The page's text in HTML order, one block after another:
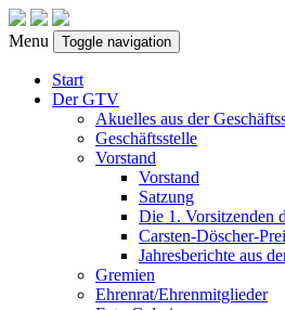
Menu Toggle navigation
Start
Der GTV
Akuelles aus der
Geschäftsstelle
Vorstand
Vorstand
Satzung
Die 1. Vorsitzenden
Carsten-Döscher-
Jahresberichte aus
Gremien
Ehrenrat/Ehrenmitglieder